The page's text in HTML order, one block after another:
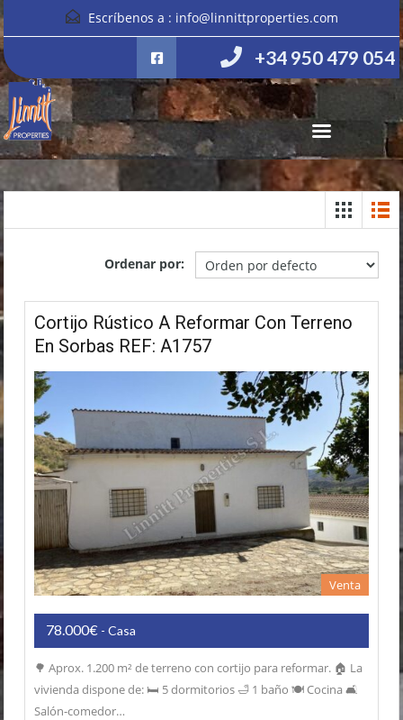
Escríbenos a : info@linnittproperties.com
+34 950 479 054
Ordenar por:
Cortijo Rústico A Reformar Con Terreno
En Sorbas REF: A1757
Venta
78.000€ - Casa
🌳 Aprox. 1.200 m² de terreno con cortijo para reformar. 🏠 La
vivienda dispone de: 🛏️ 5 dormitorios 🛁 1 baño 🍽️ Cocina 🛋️
Salón-comedor…